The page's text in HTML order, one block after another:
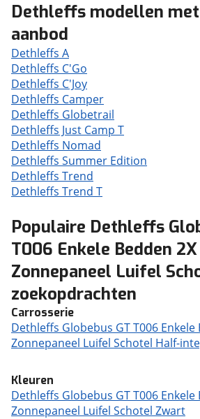
Dethleffs modellen
aanbod
Dethleffs A
Dethleffs C'Go
Dethleffs C'Joy
Dethleffs Camper
Dethleffs Globetrail
Dethleffs Just Camp T
Dethleffs Nomad
Dethleffs Summer Edition
Dethleffs Trend
Dethleffs Trend T
Populaire Dethleffs
T006 Enkele Bedden
Zonnepaneel Luifel
zoekopdrachten
Carrosserie
Dethleffs Globebus GT T006 Enkele
Zonnepaneel Luifel Schotel Half-
Kleuren
Dethleffs Globebus GT T006 Enkele
Zonnepaneel Luifel Schotel Zwart